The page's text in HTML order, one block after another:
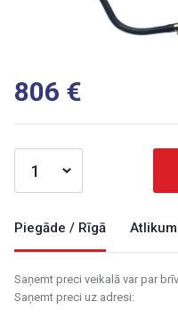
806
Piegāde / Rīgā
Saņemt preci veikalā var par
Saņemt preci uz adresi: